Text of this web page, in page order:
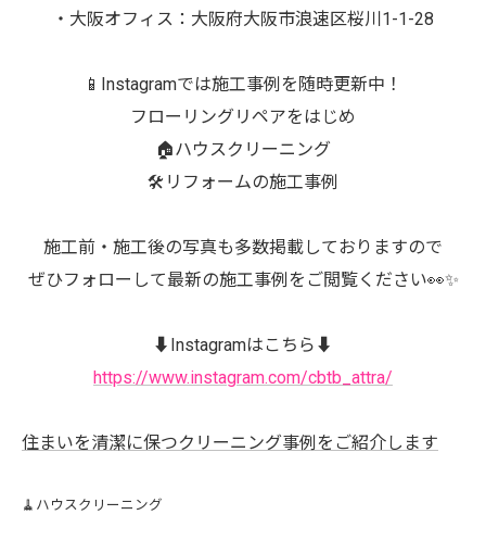
・大阪オフィス：大阪府大阪市浪速区桜川1-1-28
📱Instagramでは施工事例を随時更新中！
フローリングリペアをはじめ
🏠ハウスクリーニング
🛠️リフォームの施工事例
施工前・施工後の写真も多数掲載しておりますので
ぜひフォローして最新の施工事例をご閲覧ください👀✨
⬇️Instagramはこちら⬇️
https://www.instagram.com/cbtb_attra/
住まいを清潔に保つクリーニング事例をご紹介します
🧹ハウスクリーニング